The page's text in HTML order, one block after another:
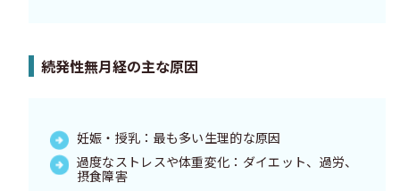
続発性無月経の主な原因
妊娠・授乳：最も多い生理的な原因
過度なストレスや体重変化：ダイエット、過労、
摂食障害